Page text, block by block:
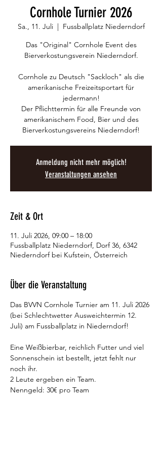
Cornhole Turnier 2026
Sa., 11. Juli
  |
Fussballplatz Niederndorf
Das "Original" Cornhole Event des
Bierverkostungsverein Niederndorf.
Cornhole zu Deutsch "Sackloch" als die
amerikanische Freizeitsportart für
jedermann!
Der Pflichttermin für alle Freunde von
amerikanischem Food, Bier und des
Bierverkostungsvereins Niederndorf!
Anmeldung nicht mehr möglich!
Veranstaltungen ansehen
Zeit & Ort
11. Juli 2026, 09:00 – 18:00
Fussballplatz Niederndorf, Dorf 36, 6342
Niederndorf bei Kufstein, Österreich
Über die Veranstaltung
Das BVVN Cornhole Turnier am 11. Juli 2026
(bei Schlechtwetter Ausweichtermin 12.
Juli) am Fussballplatz in Niederndorf!​​
Eine Weißbierbar, reichlich Futter und viel
Sonnenschein ist bestellt, jetzt fehlt nur
noch ihr.
2 Leute ergeben ein Team.
Nenngeld: 30€ pro Team​